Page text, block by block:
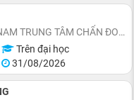
CÔNG TY CP CENTER LAB VIỆT NAM TRUNG TÂM CHẨN ĐOÁN Y KHOA
Trên đại học
31/08/2026